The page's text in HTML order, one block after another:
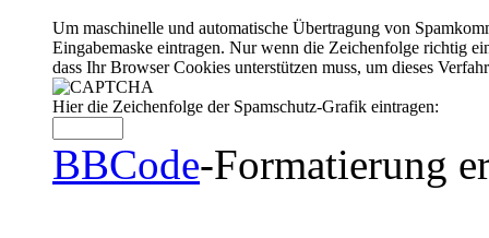
Um maschinelle und automatische Übertragung von
Eingabemaske eintragen. Nur wenn die Zeichenfolge richtig
dass Ihr Browser Cookies unterstützen muss, um dieses
Hier die Zeichenfolge der Spamschutz-Grafik eintragen:
BBCode-Formatierung